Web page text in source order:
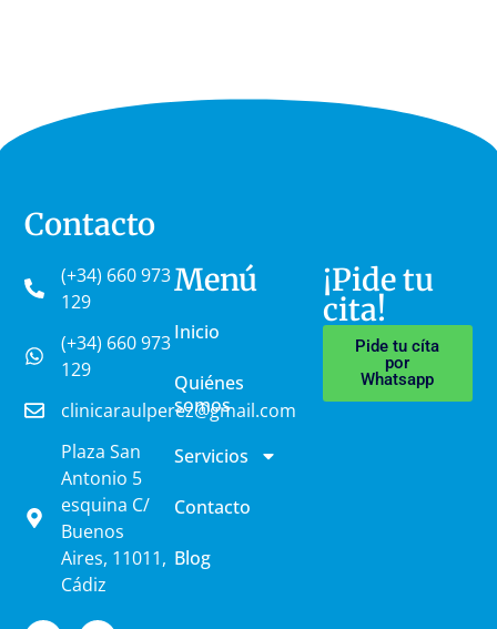
Contacto
(+34) 660 973
129
(+34) 660 973
129
clinicaraulperez@gmail.com
Plaza San
Antonio 5
esquina C/
Buenos
Aires, 11011,
Cádiz
Menú
Inicio
Quiénes
somos
Servicios
Contacto
Blog
¡Pide tu
cita!
Pide tu cíta
por
Whatsapp